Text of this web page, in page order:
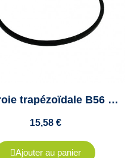
Courroie trapézoïdale B56 - B1465 - Veco100 - Colmant Cuvelier
15,58 €
Ajouter au panier